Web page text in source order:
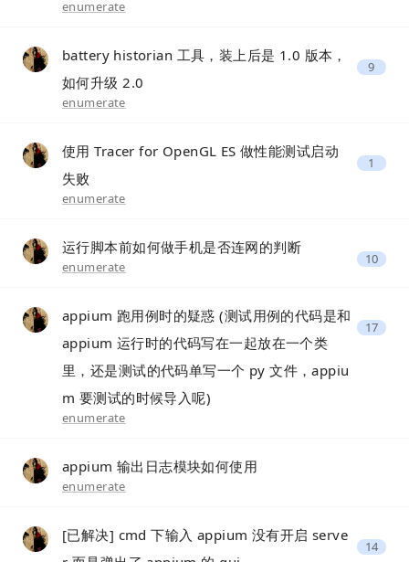
enumerate
battery historian 工具，装上后是 1.0 版本，
如何升级 2.0
enumerate
9
使用 Tracer for OpenGL ES 做性能测试启动
失败
enumerate
1
运行脚本前如何做手机是否连网的判断
enumerate 10
appium 跑用例时的疑惑 (测试用例的代码是和
appium 运行时的代码写在一起放在一个类
里，还是测试的代码单写一个 py 文件，appiu
m 要测试的时候导入呢)
enumerate
17
appium 输出日志模块如何使用
enumerate
[已解决] cmd 下输入 appium 没有开启 serve
14